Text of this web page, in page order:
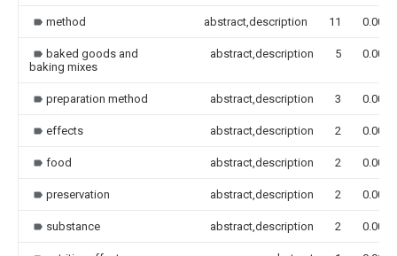
method abstract,description 11 0.000
baked goods and
baking mixes
abstract,description 5 0.000
preparation method abstract,description 3 0.000
effects abstract,description 2 0.000
food abstract,description 2 0.000
preservation abstract,description 2 0.000
substance abstract,description 2 0.000